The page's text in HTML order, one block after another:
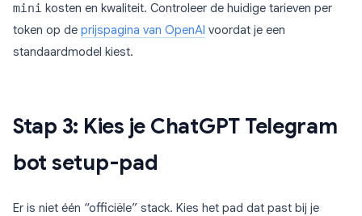
mini kosten en kwaliteit. Controleer de huidige tarieven per
token op de prijspagina van OpenAI voordat je een
standaardmodel kiest.
Stap 3: Kies je ChatGPT Telegram
bot setup-pad
Er is niet één “officiële” stack. Kies het pad dat past bij je